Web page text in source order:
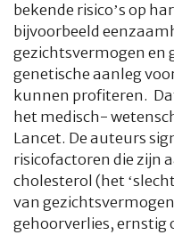
bekende risico’s op
bijvoorbeeld
gezichtsvermogen en
genetische aanleg
kunnen profiteren.
het medisch-
Lancet. De auteurs
risicofactoren die zijn
cholesterol (het
van
gehoorverlies, ernstig